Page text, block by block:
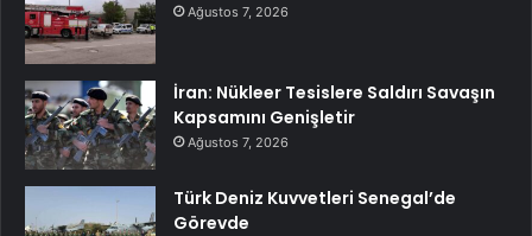
Ağustos 7, 2026
İran: Nükleer Tesislere Saldırı Savaşın
Kapsamını Genişletir
Ağustos 7, 2026
Türk Deniz Kuvvetleri Senegal’de
Görevde